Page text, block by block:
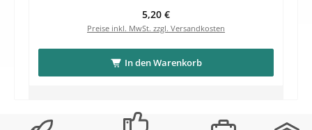
Regulärer Preis:
5,20 €
Preise inkl. MwSt. zzgl. Versandkosten
In den Warenkorb